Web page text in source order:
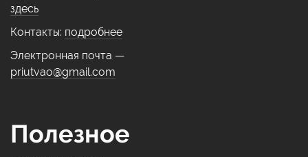
здесь
Контакты: подробнее
Электронная почта —
priutvao@gmail.com
Полезное